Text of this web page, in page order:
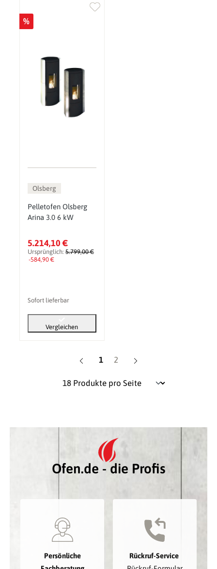
%
Olsberg
Pelletofen Olsberg
Arina 3.0 6 kW
5.214,10 €
Ursprünglich: 5.799,00 €
-584,90 €
Sofort lieferbar
Vergleichen
Seite
1 Seite
2
Ofen.de - die Profis
Persönliche
Rückruf-Service